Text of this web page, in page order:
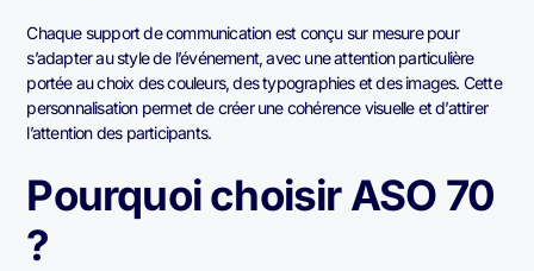
Chaque support de communication est conçu sur mesure pour
s’adapter au style de l’événement, avec une attention particulière
portée au choix des couleurs, des typographies et des images. Cette
personnalisation permet de créer une cohérence visuelle et d’attirer
l’attention des participants.
Pourquoi choisir ASO 70
?